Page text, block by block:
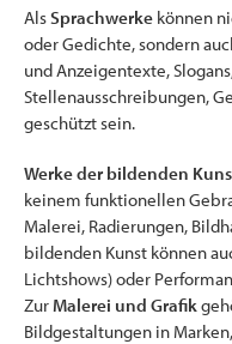
AlsSprachwerke können
oder Gedichte, sondern
und Anzeigentexte,
Stellenausschreibungen,
geschützt sein.
Werke der bildenden
keinem funktionellen
Malerei, Radierungen,
bildenden Kunst können
Lichtshows) oder
Zur Malerei und Grafik
Bildgestaltungen in